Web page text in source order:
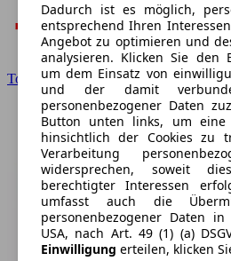
Toyota
Dadurch ist es möglich,
entsprechend Ihren
Angebot zu optimieren und
analysieren. Klicken Sie den
um dem Einsatz von
und der damit
personenbezogener Daten
Button unten links, um eine
hinsichtlich der Cookies zu
Verarbeitung
widersprechen, soweit
berechtigter Interessen
umfasst auch die
personenbezogener Daten
USA, nach Art. 49 (1) (a)
Einwilligung erteilen, klicken